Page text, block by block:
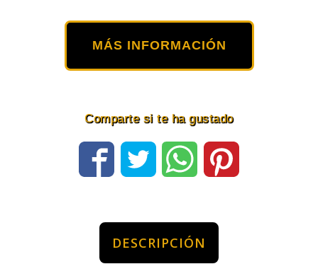
MÁS INFORMACIÓN
Comparte si te ha gustado
DESCRIPCIÓN